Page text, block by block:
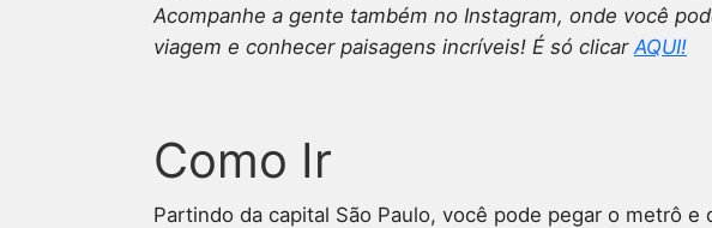
Acompanhe a gente também no Instagram, onde você
viagem e conhecer paisagens incríveis! É só clicarAQUI!
Como Ir
Partindo da capital São Paulo, você pode pegar o metrô e